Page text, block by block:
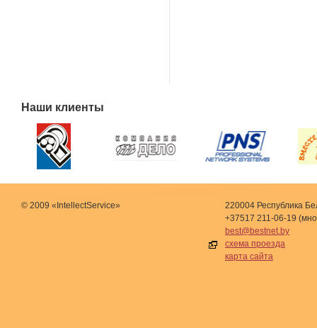
Наши клиенты
© 2009 «IntellectService»
220004 Республика
+37517 211-06-19
best@bestnet.by
схема проезда
карта сайта